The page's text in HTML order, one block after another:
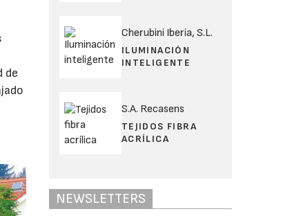
de
Cherubini Iberia, S.L.
ILUMINACIÓN
INTELIGENTE
S.A. Recasens
TEJIDOS FIBRA
ACRÍLICA
NEWSLETTERS